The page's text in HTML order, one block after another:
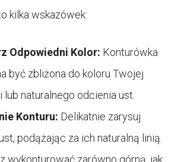
kilka wskazówek:
Odpowiedni Kolor: Konturówka
być zbliżona do koloru Twojej
lub naturalnego odcienia ust.
Konturu: Delikatnie zarysuj
podążając za ich naturalną linią.
wykonturować zarówno górną, jak